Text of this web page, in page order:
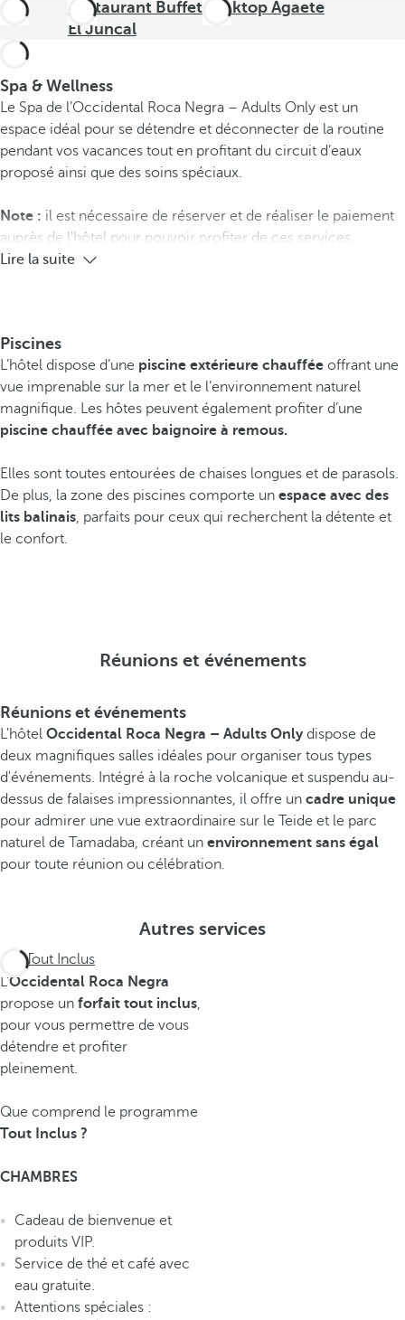
Restaurant Buffet
El Juncal
Rocktop Agaete
Spa & Wellness
Le Spa de l’Occidental Roca Negra – Adults Only est un
espace idéal pour se détendre et déconnecter de la routine
pendant vos vacances tout en profitant du circuit d’eaux
proposé ainsi que des soins spéciaux.
Note : il est nécessaire de réserver et de réaliser le paiement
auprès de l'hôtel pour pouvoir profiter de ces services.
Lire la suite
Piscines
L’hôtel dispose d’une piscine extérieure chauffée offrant une
vue imprenable sur la mer et le l’environnement naturel
magnifique. Les hôtes peuvent également profiter d’une
piscine chauffée avec baignoire à remous.
Elles sont toutes entourées de chaises longues et de parasols.
De plus, la zone des piscines comporte un espace avec des
lits balinais, parfaits pour ceux qui recherchent la détente et
le confort.
Réunions et événements
Réunions et événements
L'hôtel Occidental Roca Negra – Adults Onlydispose de
deux magnifiques salles idéales pour organiser tous types
d'événements. Intégré à la roche volcanique et suspendu au-
dessus de falaises impressionnantes, il offre un cadre unique
pour admirer une vue extraordinaire sur le Teide et le parc
naturel de Tamadaba, créant un environnement sans égal
pour toute réunion ou célébration.
Autres services
Tout Inclus
L'Occidental Roca Negra
propose un forfait tout inclus,
pour vous permettre de vous
détendre et profiter
pleinement.
Que comprend le programme
Tout Inclus ?
CHAMBRES
Cadeau de bienvenue et
produits VIP.
Service de thé et café avec
eau gratuite.
Attentions spéciales :